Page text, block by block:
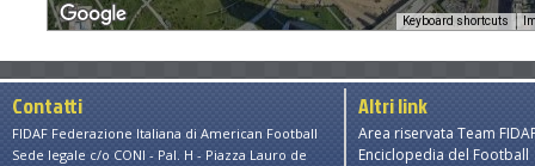
For development
For development purposes only
Keyboard shortcuts
Contatti
FIDAF Federazione Italiana di American Football
Sede legale c/o CONI - Pal. H - Piazza Lauro de
Altri link
Area riservata Team
Enciclopedia del Football